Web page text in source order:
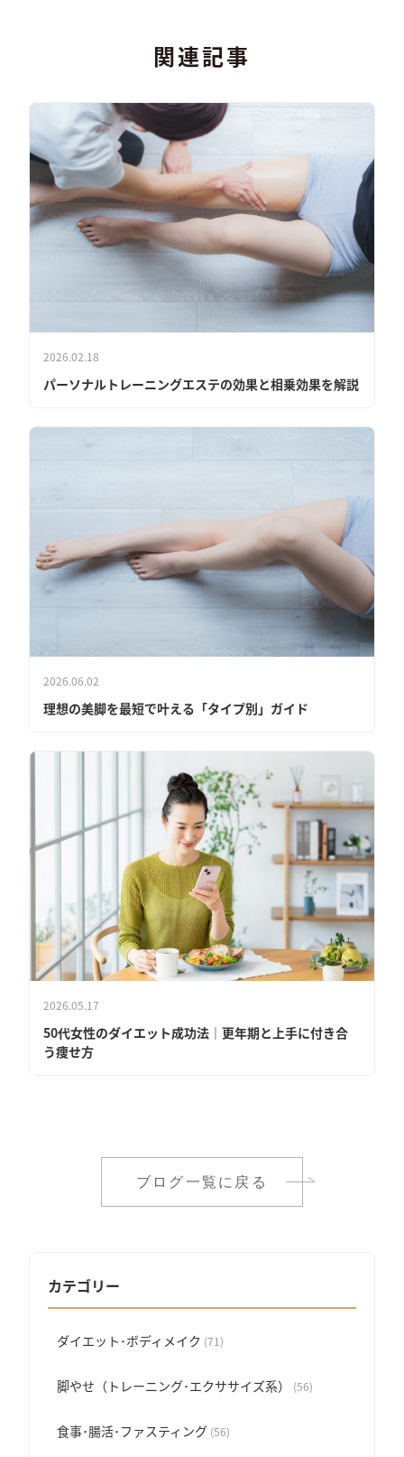
関連記事
2026.02.18
パーソナルトレーニングエステの効果と相乗効果を解説
2026.06.02
理想の美脚を最短で叶える「タイプ別」ガイド
2026.05.17
50代女性のダイエット成功法｜更年期と上手に付き合
う痩せ方
ブログ一覧に戻る
カテゴリー
ダイエット･ボディメイク (71)
脚やせ（トレーニング･エクササイズ系） (56)
食事･腸活･ファスティング (56)